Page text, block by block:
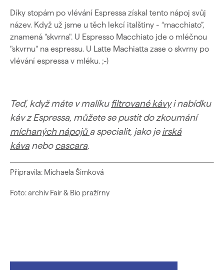
Díky stopám po vlévání Espressa získal tento nápoj svůj
název. Když už jsme u těch lekcí italštiny - “macchiato”,
znamená "skvrna". U Espresso Macchiato jde o mléčnou
"skvrnu" na espressu. U Latte Machiatta zase o skvrny po
vlévání espressa v mléku. ;-)
Teď, když máte v malíku filtrované kávyi nabídku
káv z Espressa, můžete se pustit do zkoumání
míchaných nápojůa specialit, jako jeirská
kávanebocascara.
Připravila: Michaela Šimková
Foto: archiv Fair & Bio pražírny